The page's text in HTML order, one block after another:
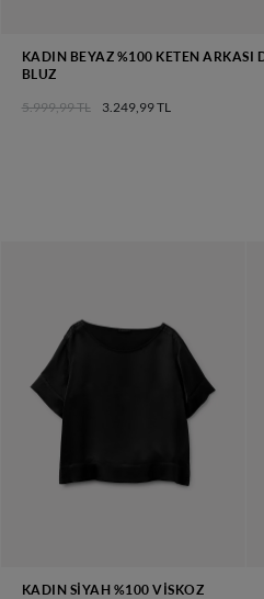
KADIN BEYAZ %100 KETEN ARKASI
BLUZ
5.999,99 TL 3.249,99 TL
KADIN SIYAH %100 VISKOZ